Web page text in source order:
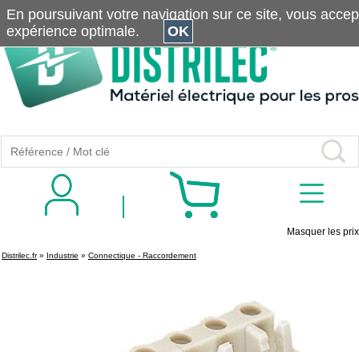
Masquer les prix
Distrilec.fr» Industrie » Connectique - Raccordement
En poursuivant votre navigation sur ce site, vous
expérience optimale.
OK